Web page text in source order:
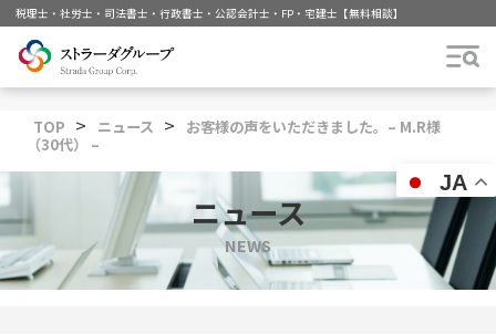
税理士・社労士・司法書士・行政書士・公認会計士・FP・宅建士【無料相談
TOP > ニュース >
お客様の声をいただきました。– M.R様
（30代） –
ニュース
NEWS
JA